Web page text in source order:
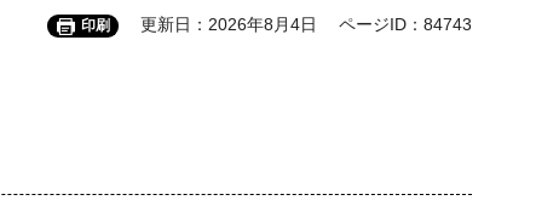
印刷 更新日：2026年8月4日 ページID：84743